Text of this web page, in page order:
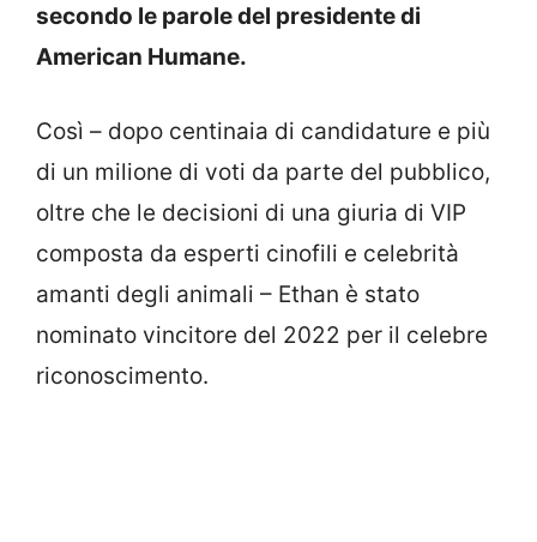
secondo le parole del presidente di
American Humane.
Così – dopo centinaia di candidature e più
di un milione di voti da parte del pubblico,
oltre che le decisioni di una giuria di VIP
composta da esperti cinofili e celebrità
amanti degli animali – Ethan è stato
nominato vincitore del 2022 per il celebre
riconoscimento.